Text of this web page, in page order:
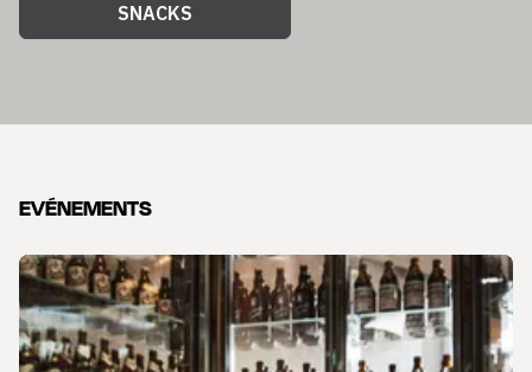
SNACKS
EVÉNEMENTS
carousel.aria_current_slide